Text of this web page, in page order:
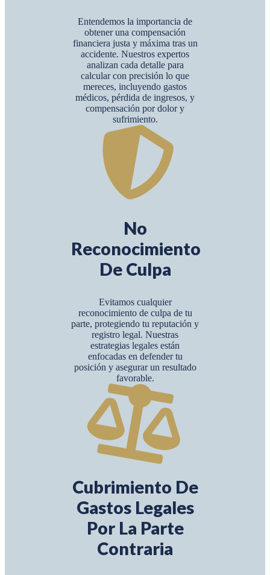
Entendemos la importancia de
obtener una compensación
financiera justa y máxima tras un
accidente. Nuestros expertos
analizan cada detalle para
calcular con precisión lo que
mereces, incluyendo gastos
médicos, pérdida de ingresos, y
compensación por dolor y
sufrimiento.
No
Reconocimiento
De Culpa
Evitamos cualquier
reconocimiento de culpa de tu
parte, protegiendo tu reputación y
registro legal. Nuestras
estrategias legales están
enfocadas en defender tu
posición y asegurar un resultado
favorable.
Cubrimiento De
Gastos Legales
Por La Parte
Contraria